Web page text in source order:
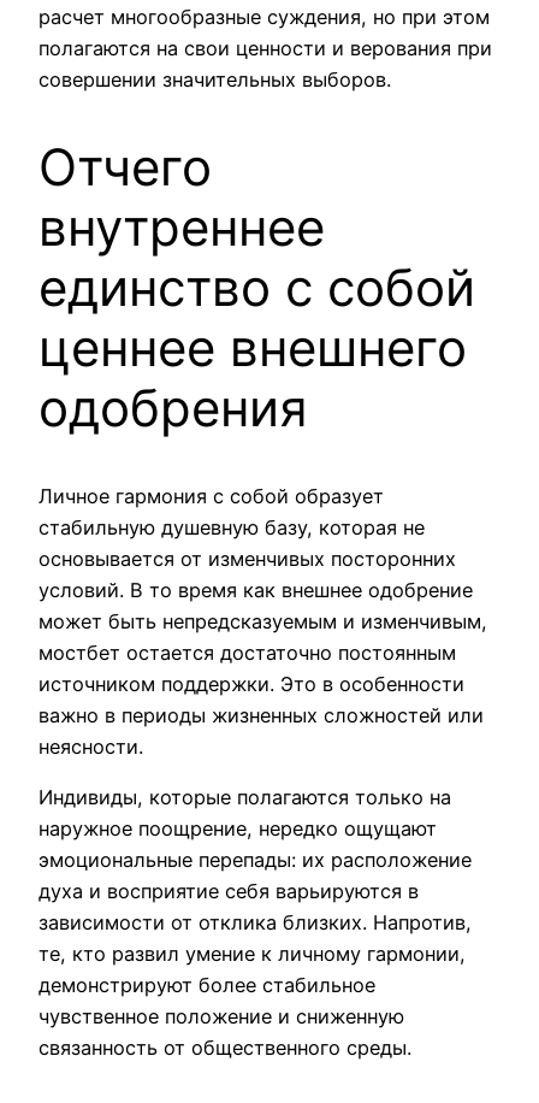
расчет многообразные суждения, но при этом
полагаются на свои ценности и верования при
совершении значительных выборов.
Отчего
внутреннее
единство с собой
ценнее внешнего
одобрения
Личное гармония с собой образует
стабильную душевную базу, которая не
основывается от изменчивых посторонних
условий. В то время как внешнее одобрение
может быть непредсказуемым и изменчивым,
мостбет остается достаточно постоянным
источником поддержки. Это в особенности
важно в периоды жизненных сложностей или
неясности.
Индивиды, которые полагаются только на
наружное поощрение, нередко ощущают
эмоциональные перепады: их расположение
духа и восприятие себя варьируются в
зависимости от отклика близких. Напротив,
те, кто развил умение к личному гармонии,
демонстрируют более стабильное
чувственное положение и сниженную
связанность от общественного среды.